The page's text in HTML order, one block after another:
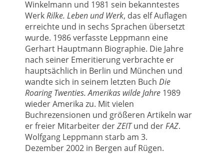
Winkelmann und 1981 sein bekanntestes
WerkRilke. Leben und Werk, das elf Auflagen
erreichte und in sechs Sprachen übersetzt
wurde. 1986 verfasste Leppmann eine
Gerhart Hauptmann Biographie. Die Jahre
nach seiner Emeritierung verbrachte er
hauptsächlich in Berlin und München und
wandte sich in seinem letzten Buch Die
Roaring Twenties. Amerikas wilde Jahre 1989
wieder Amerika zu. Mit vielen
Buchrezensionen und größeren Artikeln war
er freier Mitarbeiter derZEITund derFAZ.
Wolfgang Leppmann starb am 3.
Dezember 2002 in Bergen auf Rügen.